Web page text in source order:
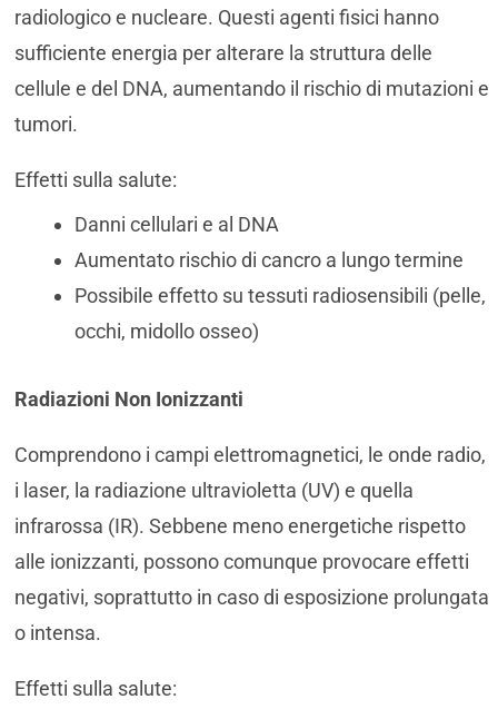
radiologico e nucleare. Questi agenti fisici hanno
sufficiente energia per alterare la struttura delle
cellule e del DNA, aumentando il rischio di mutazioni e
tumori.
Effetti sulla salute:
Danni cellulari e al DNA
Aumentato rischio di cancro a lungo termine
Possibile effetto su tessuti radiosensibili (pelle,
occhi, midollo osseo)
Radiazioni Non Ionizzanti
Comprendono i campi elettromagnetici, le onde radio,
i laser, la radiazione ultravioletta (UV) e quella
infrarossa (IR). Sebbene meno energetiche rispetto
alle ionizzanti, possono comunque provocare effetti
negativi, soprattutto in caso di esposizione prolungata
o intensa.
Effetti sulla salute: